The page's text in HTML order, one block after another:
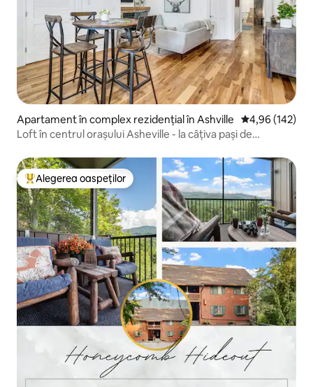
Apartament în complex rezidențial în Ashville Scor mediu de
4,96 (142)
Loft în centrul orașului Asheville - la câțiva pași de
Locuință din topul categoriei Alegerea oaspeților
Alegerea oaspeților